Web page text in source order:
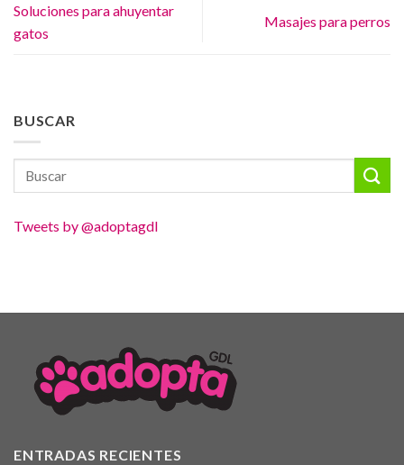
Soluciones para ahuyentar
gatos
Masajes para perros
BUSCAR
Tweets by @adoptagdl
ENTRADAS RECIENTES